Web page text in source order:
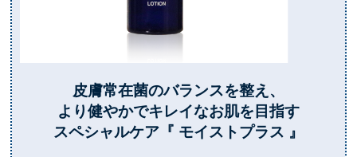
皮膚常在菌のバランスを整え、
より健やかでキレイなお肌を目指す
スペシャルケア『 モイストプラス 』